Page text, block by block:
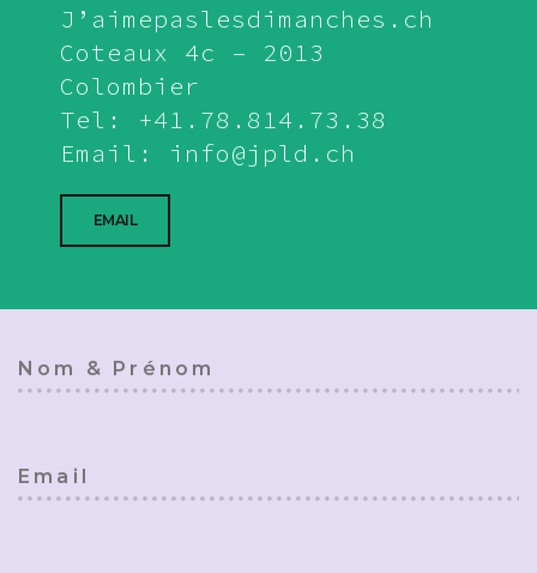
J’aimepaslesdimanches.ch
Coteaux 4c – 2013
Colombier
Tel: +41.78.814.73.38
Email: info@jpld.ch
EMAIL